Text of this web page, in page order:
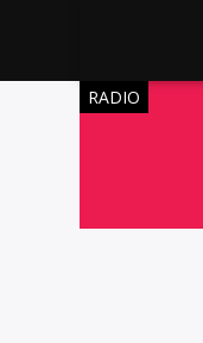
RADIO